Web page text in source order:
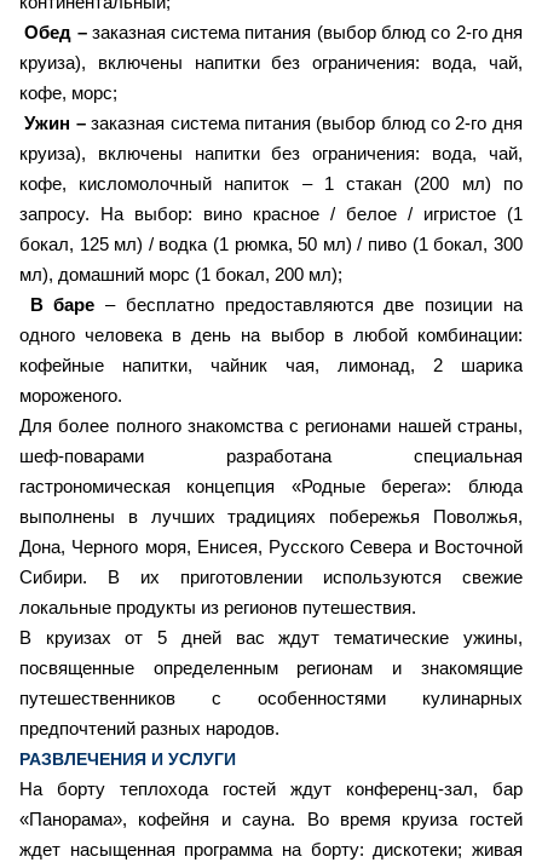
Обед –заказная система питания (выбор блюд со 2-го дня
круиза), включены напитки без ограничения: вода, чай,
кофе, морс;
Ужин –заказная система питания (выбор блюд со 2-го дня
круиза), включены напитки без ограничения: вода, чай,
кофе, кисломолочный напиток – 1 стакан (200 мл) по
запросу. На выбор: вино красное / белое / игристое (1
бокал, 125 мл) / водка (1 рюмка, 50 мл) / пиво (1 бокал, 300
мл), домашний морс (1 бокал, 200 мл);
В баре – бесплатно предоставляются две позиции на
одного человека в день на выбор в любой комбинации:
кофейные напитки, чайник чая, лимонад, 2 шарика
мороженого.
Для более полного знакомства с регионами нашей страны,
шеф-поварами разработана специальная
гастрономическая концепция «Родные берега»: блюда
выполнены в лучших традициях побережья Поволжья,
Дона, Черного моря, Енисея, Русского Севера и Восточной
Сибири. В их приготовлении используются свежие
локальные продукты из регионов путешествия.
В круизах от 5 дней вас ждут тематические ужины,
посвященные определенным регионам и знакомящие
путешественников с особенностями кулинарных
предпочтений разных народов.
РАЗВЛЕЧЕНИЯ И УСЛУГИ
На борту теплохода гостей ждут конференц-зал, бар
«Панорама», кофейня и сауна. Во время круиза гостей
ждет насыщенная программа на борту: дискотеки; живая